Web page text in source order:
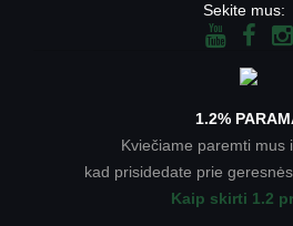
Sekite mus:
1.2%
Kviečiame paremti mus
kad prisidedate prie
Kaip skirti 1.2